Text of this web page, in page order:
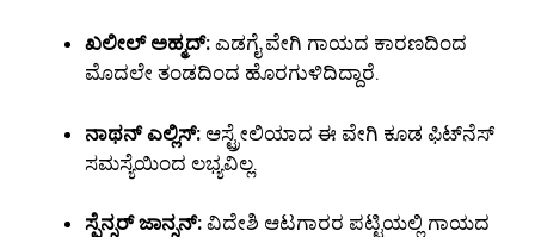
ಖಲೀಲ್ ಅಹ್ಮದ್: ಎಡಗೈ ವೇಗಿ ಗಾಯದ ಕಾರಣದಿಂದ
ಮೊದಲೇ ತಂಡದಿಂದ ಹೊರಗುಳಿದಿದ್ದಾರೆ.
ನಾಥನ್ ಎಲ್ಲಿಸ್: ಆಸ್ಟ್ರೇಲಿಯಾದ ಈ ವೇಗಿ ಕೂಡ ಫಿಟ್‌ನೆಸ್
ಸಮಸ್ಯೆಯಿಂದ ಲಭ್ಯವಿಲ್ಲ.
ಸ್ಪೆನ್ಸರ್ ಜಾನ್ಸನ್: ವಿದೇಶಿ ಆಟಗಾರರ ಪಟ್ಟಿಯಲ್ಲಿ ಗಾಯದ